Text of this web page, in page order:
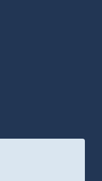
externe s'ouvrira